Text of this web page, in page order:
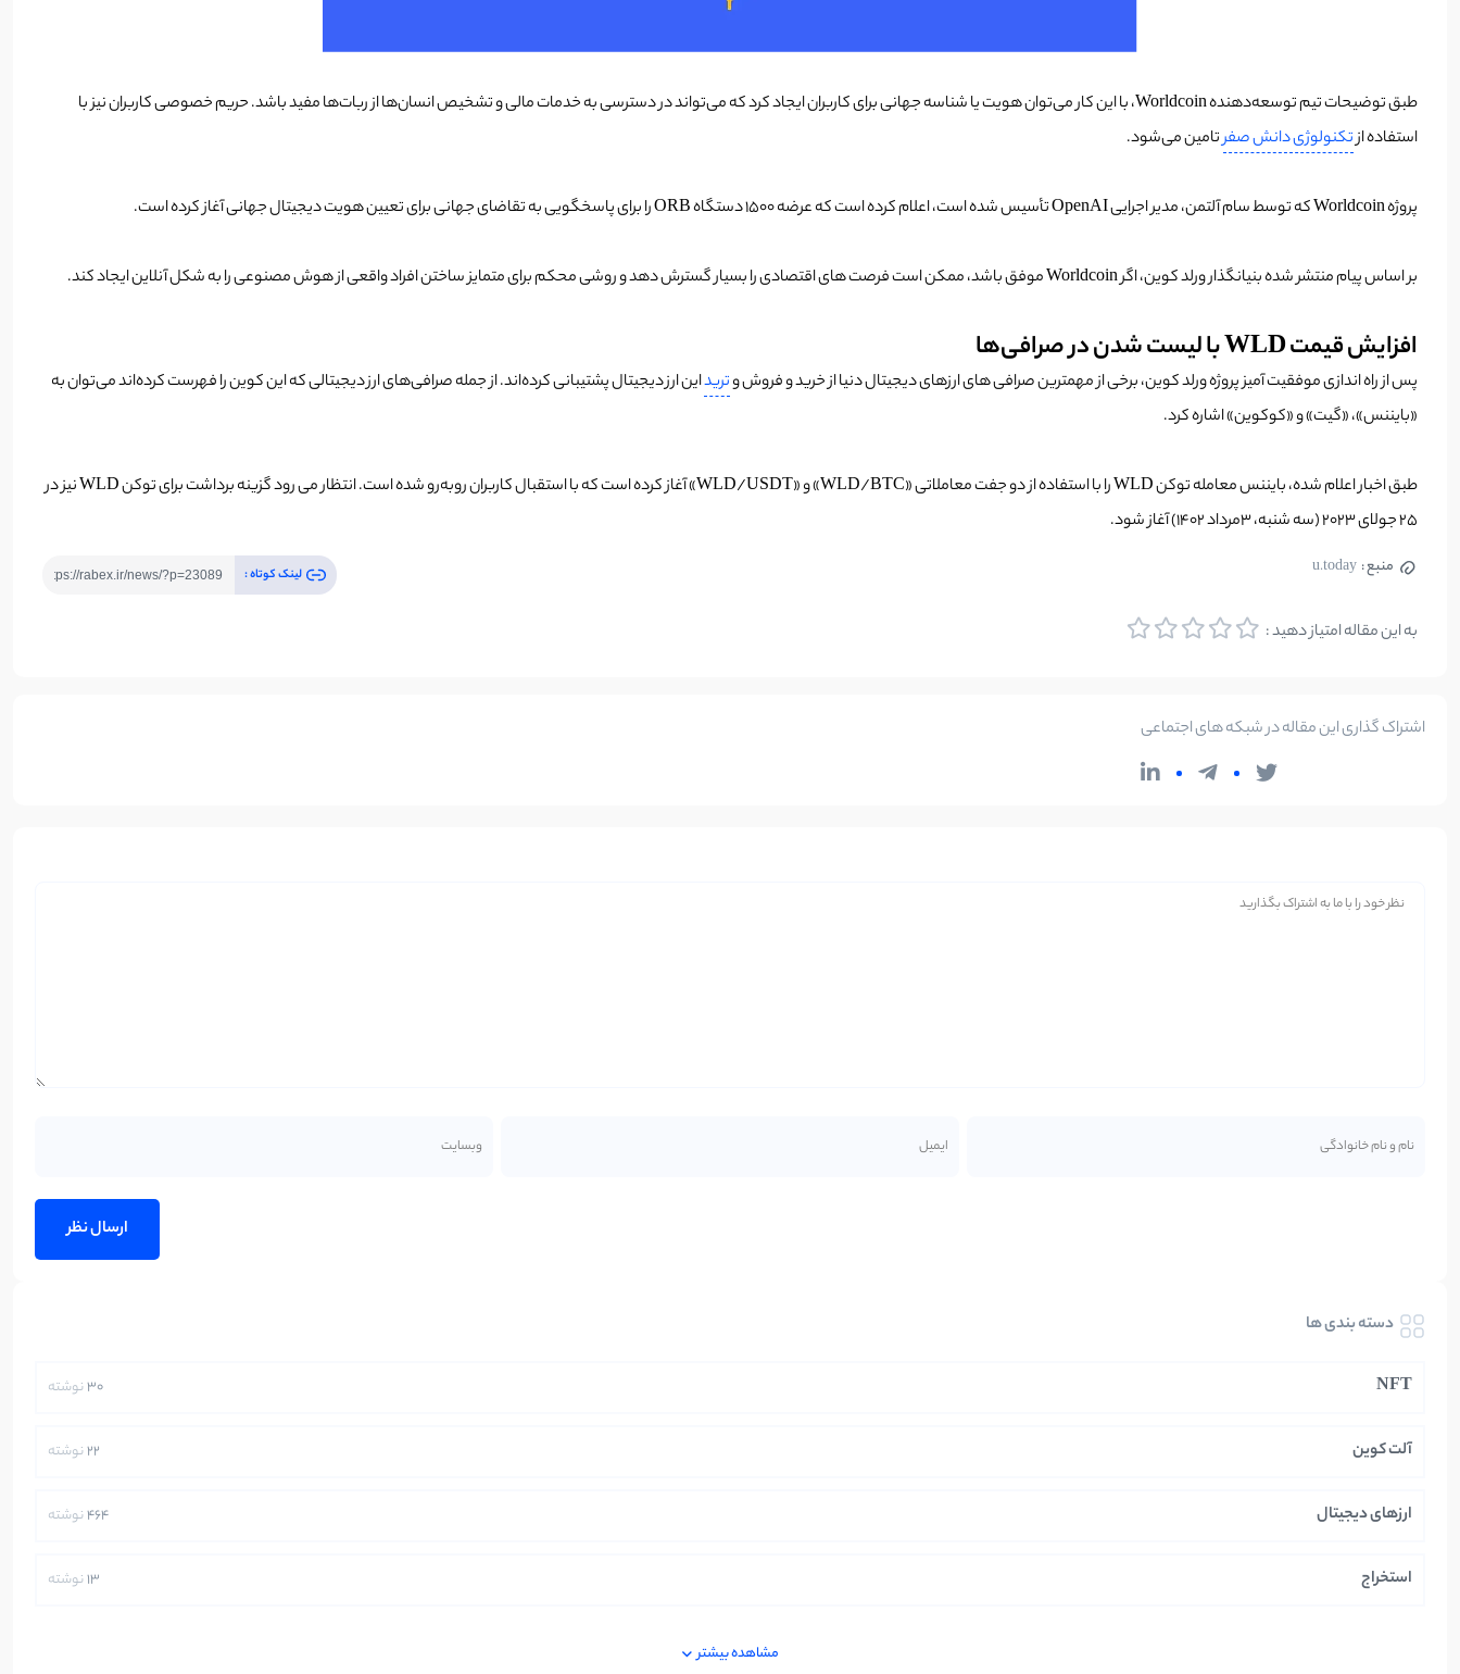
طبق توضیحات تیم توسعه‌دهنده Worldcoin، با این کار می‌توان هویت یا شناسه جهانی برای کاربران ایجاد کرد که می‌تواند در دسترسی به خدمات مالی و تشخیص انسان‌ها از ربات‌ها مفید باشد. حریم خصوصی کاربران نیز با
استفاده ازتکنولوژی دانش صفرتامین می‌شود.
پروژه Worldcoin که توسط سام آلتمن، مدیر اجرایی OpenAI تأسیس شده است، اعلام کرده است که عرضه 1500 دستگاه ORB را برای پاسخگویی به تقاضای جهانی برای تعیین هویت دیجیتال جهانی آغاز کرده است.
بر اساس پیام منتشر شده بنیانگذار ورلد کوین، اگر Worldcoin موفق باشد، ممکن است فرصت های اقتصادی را بسیار گسترش دهد و روشی محکم برای متمایز ساختن افراد واقعی از هوش مصنوعی را به شکل آنلاین ایجاد کند.
افزایش قیمت WLD با لیست شدن در صرافی‌ها
پس از راه اندازی موفقیت آمیز پروژه ورلد کوین، برخی از مهمترین صرافی های ارزهای دیجیتال دنیا از خرید و فروش وتریداین ارز دیجیتال پشتیبانی کرده‌اند. از جمله صرافی‌های ارز دیجیتالی که این کوین را فهرست کرده‌اند می‌توان به
«بایننس»، «گیت» و «کوکوین» اشاره کرد.
طبق اخبار اعلام شده، بایننس معامله توکن WLD را با استفاده از دو جفت معاملاتی «WLD/BTC» و «WLD/USDT» آغاز کرده است که با استقبال کاربران روبه‌رو شده است. انتظار می رود گزینه برداشت برای توکن WLD نیز در
25 جولای 2023 (سه شنبه، 3مرداد 1402) آغاز شود.
منبع : u.today
به این مقاله امتیاز دهید :
لینک کوتاه :
اشتراک گذاری این مقاله در شبکه های اجتماعی
دسته بندی ها
NFT
30نوشته
آلت کوین 22نوشته
ارزهای دیجیتال 464نوشته
استخراج 13نوشته
مشاهده بیشتر